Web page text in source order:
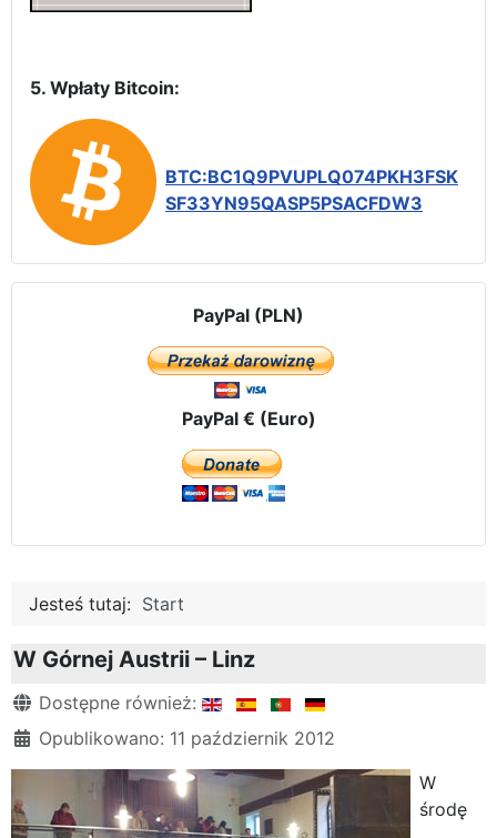
5. Wpłaty Bitcoin:
BTC:BC1Q9PVUPLQ074PKH3FSK
SF33YN95QASP5PSACFDW3
PayPal (PLN)
PayPal € (Euro)
Jesteś tutaj: Start
W Górnej Austrii – Linz
Szczegóły
Dostępne również:
Opublikowano: 11 październik 2012
W
środę